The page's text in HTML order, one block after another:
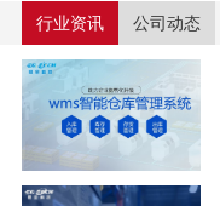
行业资讯 公司动态